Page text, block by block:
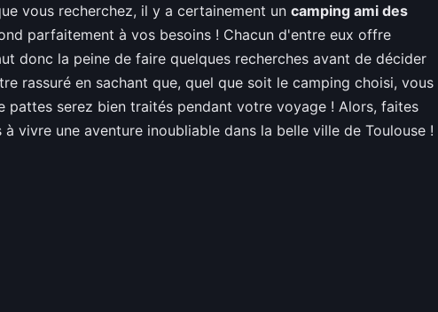
vous recherchez, il y a certainement un camping ami des
parfaitement à vos besoins ! Chacun d'entre eux offre
donc la peine de faire quelques recherches avant de décider
rassuré en sachant que, quel que soit le camping choisi, vous
pattes serez bien traités pendant votre voyage ! Alors, faites
vivre une aventure inoubliable dans la belle ville de Toulouse !